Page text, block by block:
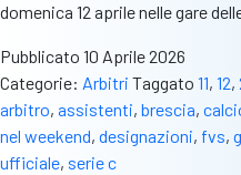
domenica 12 aprile nelle gare
Pubblicato 10 Aprile 2026
Categorie: Arbitri Taggato 11, 12,
arbitro, assistenti, brescia,
nel weekend, designazioni, fvs,
ufficiale, serie c